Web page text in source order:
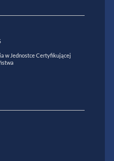
w Jednostce Certyfikującej